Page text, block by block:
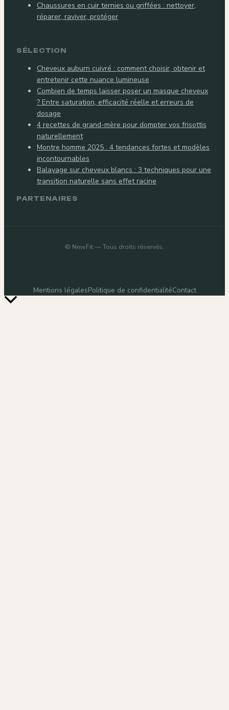
Chaussures en cuir ternies ou griffées : nettoyer,
réparer, raviver, protéger
SÉLECTION
Cheveux auburn cuivré : comment choisir, obtenir et
entretenir cette nuance lumineuse
Combien de temps laisser poser un masque cheveux
? Entre saturation, efficacité réelle et erreurs de
dosage
4 recettes de grand-mère pour dompter vos frisottis
naturellement
Montre homme 2025 : 4 tendances fortes et modèles
incontournables
Balayage sur cheveux blancs : 3 techniques pour une
transition naturelle sans effet racine
PARTENAIRES
© NewFit— Tous droits réservés.
Mentions légalesPolitique de confidentialitéContact